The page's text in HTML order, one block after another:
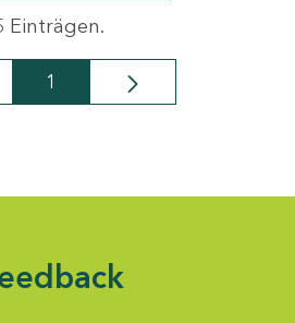
Einträgen.
Seite
1